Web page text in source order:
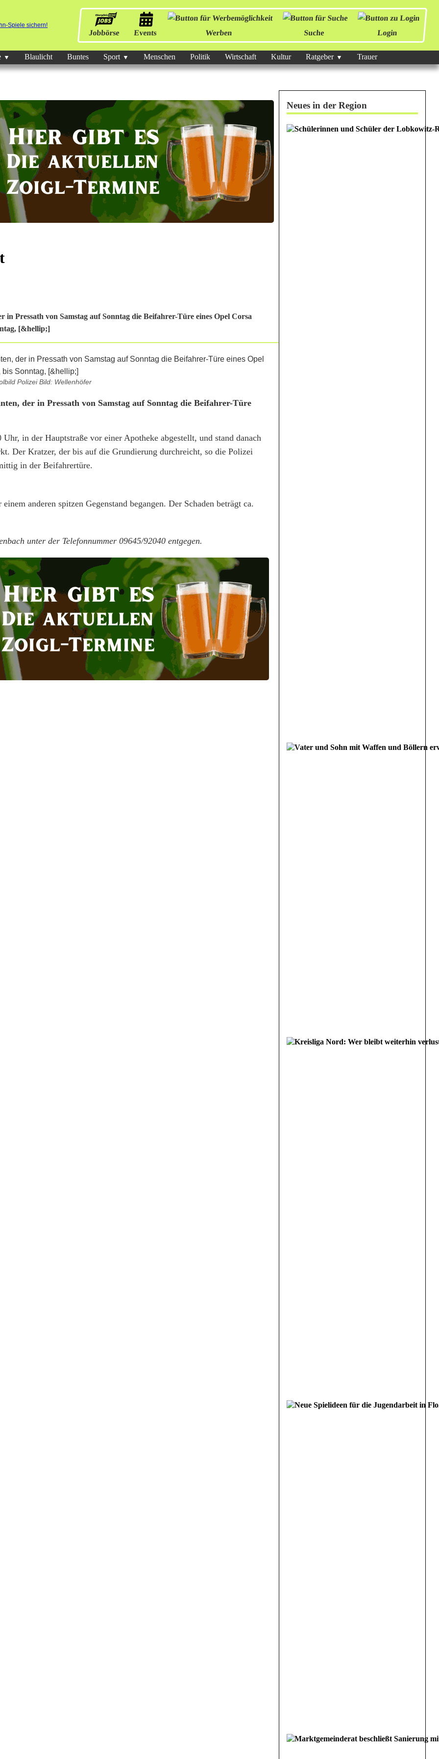
Jobbörse Events Werben Suche Login
Blaulicht Buntes Sport Menschen Politik Wirtschaft Kultur Ratgeber Trauer
in Pressath von Samstag auf Sonntag die Beifahrer-Türe eines Opel Corsa
[&hellip;]
Polizei Bild: Wellenhöfer
der in Pressath von Samstag auf Sonntag die Beifahrer-Türe
in der Hauptstraße vor einer Apotheke abgestellt, und stand danach
Der Kratzer, der bis auf die Grundierung durchreicht, so die Polizei
in der Beifahrertüre.
anderen spitzen Gegenstand begangen. Der Schaden beträgt ca.
unter der Telefonnummer 09645/92040 entgegen.
Neues in der Region